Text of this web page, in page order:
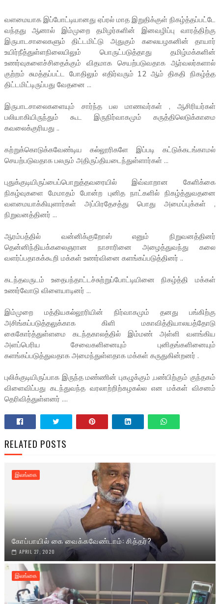
வளமையாக இப்போட்டியானது ஏப்ரல் மாத இறுதிக்குள் நிகழ்த்தப்பட்டே
வந்தது ஆனால் இம்முறை தமிழர்களின் இனவழிப்பு வாரத்திற்கு
இருபாடசாலைகளும் திட்டமிட்டு அதுகும் கலையழகனின் தாயார்
உயிர்நீத்துள்ளநிலையிலும் பொருட்படுத்தாது தமிழ்மக்களின்
உணர்வுகளைச்சிதைக்கும் விதமாக செயற்படுவதாக ஆர்வலர்களால்
குற்றம் சுமத்தப்பட்ட போதிலும் எதிர்வரும் 12 ஆம் திகதி நிகழ்த்த
திட்டமிட்டிருப்பது வேதனை ...
இருபாடசாலைகளையும் சார்ந்த பல மாணவர்கள் , ஆசிரியர்கள்
பலியாகியிருந்தும் கூட இருநிர்வாகமும் கருத்திலெடுக்காமை
கவலைக்குரியது ..
கற்றுக்கொடுக்கவேண்டிய கல்லூரிகளே இப்படி கட்டுக்கடங்காமல்
செயற்படுவதாக பலரும் அதிருப்தியடைந்துள்ளார்கள் ...
புதுக்குடியிருப்பைப்பொறுத்தவரையில் இவ்வாறான கேளிக்கை
நிகழ்வுகளை மேமாதம் போன்ற புனித நாட்களில் நிகழ்த்துவதனை
வளமையாக்கியுளார்கள் அப்பிரதேசத்து பொது அமைப்புக்கள் ,
நிறுவனத்தினர் ...
ஆரம்பத்தில் வன்னிக்குறோஸ் எனும் நிறுவனத்தினர்
தென்னிந்தியக்கலைஞரான நாசாரினை அழைத்துவந்து கலை
வளர்ப்பதாகக்கூறி மக்கள் உணர்வினை களங்கப்படுத்தினர் ..
கடந்தவருடம் உதைபந்தாட்டச்சுற்றுப்போட்டியினை நிகழ்த்தி மக்கள்
உணர்வோடு விளையாடினர் ...
இம்முறை மத்தியகல்லூரியின் நிர்வாகமும் தனது பங்கிற்கு
அசிங்கப்படுத்தலுக்காக கிளி மகாவித்தியாலயத்தோடு
கைகோர்த்துள்ளமை கடந்தகாலத்தில் இம்மண் அள்ளி வளங்கிய
அளப்பெரிய சேவைகளினையும் புனிதங்களினையும்
களங்கப்படுத்துவதாக அமைந்துள்ளதாக மக்கள் கருதுகின்றனர் .
புலிக்குடியிருப்பாக இருந்த மண்ணின் புகழுக்கும் ,பண்பிற்கும் குந்தகம்
விளைவிப்பது கடந்துவந்த வரலாற்றிற்கழகல்ல என மக்கள் விசனம்
தெரிவித்துள்ளனர் ....
RELATED POSTS
இலங்கை
கோப்பாயில் கை வைக்கவேண்டாம்: சித்தர்?
APRIL 27, 2020
இலங்கை